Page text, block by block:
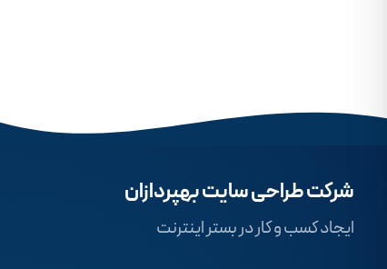
شرکت طراحی سایت بهپردازان
ایجاد کسب و کار در بستر اینترنت